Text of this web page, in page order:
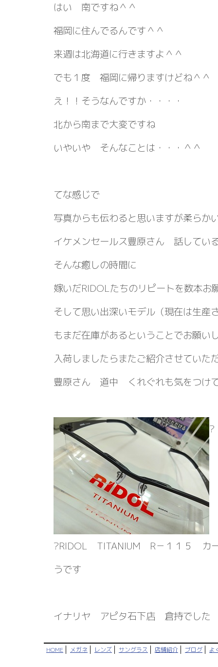
はい 南ですね＾＾
福岡に住んでるんです＾＾
来週は北海道に行きますよ＾＾
でも１度 福岡に帰りますけどね＾＾
え！！そうなんですか・・・・
北から南まで大変ですね
いやいや そんなことは・・・＾＾
てな感じで
写真からも伝わると思いますが柔らか
イケメンセールス豊原さん 話してい
そんな癒しの時間に
嫁いだRIDOLたちのリピートを数本お
そして思い出深いモデル（現在は生産
もまだ在庫があるということでお願い
入荷しましたらまたご紹介させていた
豊原さん 道中 くれぐれも気をつけ
?
?RIDOL TITANIUM R－１１５ カー
うです
イナリヤ アピタ石下店 倉持でした
HOME メガネ レンズ サングラス 店舗紹介 ブログ よ